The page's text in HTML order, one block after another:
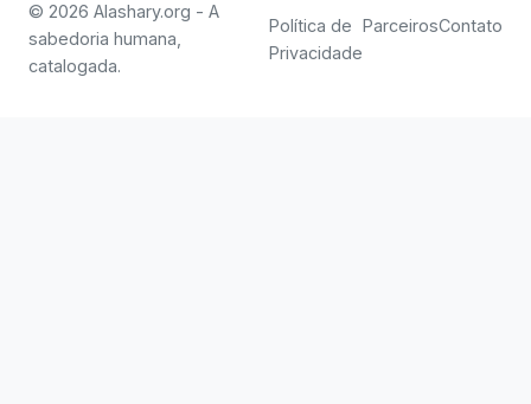
© 2026 Alashary.org - A
sabedoria humana,
catalogada.
Política de
Privacidade
ParceirosContato